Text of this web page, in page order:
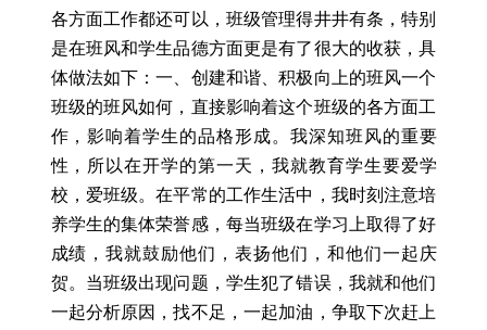
各方面工作都还可以，班级管理得井井有条，特别
是在班风和学生品德方面更是有了很大的收获，具
体做法如下：一、创建和谐、积极向上的班风一个
班级的班风如何，直接影响着这个班级的各方面工
作，影响着学生的品格形成。我深知班风的重要
性，所以在开学的第一天，我就教育学生要爱学
校，爱班级。在平常的工作生活中，我时刻注意培
养学生的集体荣誉感，每当班级在学习上取得了好
成绩，我就鼓励他们，表扬他们，和他们一起庆
贺。当班级出现问题，学生犯了错误，我就和他们
一起分析原因，找不足，一起加油，争取下次赶上